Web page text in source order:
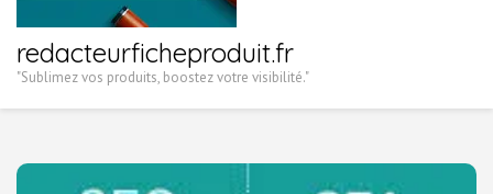
redacteurficheproduit.fr
"Sublimez vos produits, boostez votre visibilité."